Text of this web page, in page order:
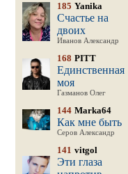
185 Yanika
Счастье на
двоих
Иванов Александр
168 PITT
Единственная
моя
Газманов Олег
144 Marka64
Как мне быть
Серов Александр
141 vitgol
Эти глаза